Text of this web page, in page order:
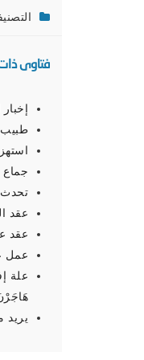
فتاوى
جماع
تحدث
عقد
عقد
عمل
علة
يريد